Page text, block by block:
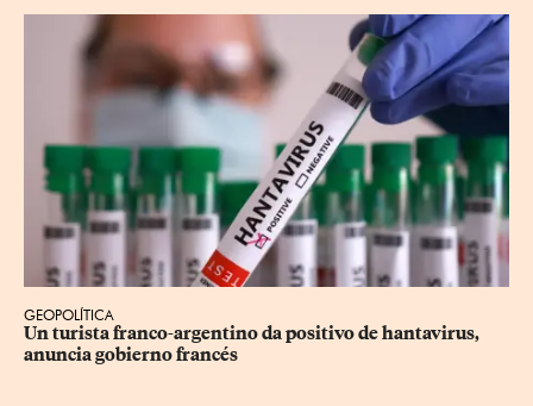
GEOPOLÍTICA
Un turista franco-argentino da positivo de hantavirus,
anuncia gobierno francés